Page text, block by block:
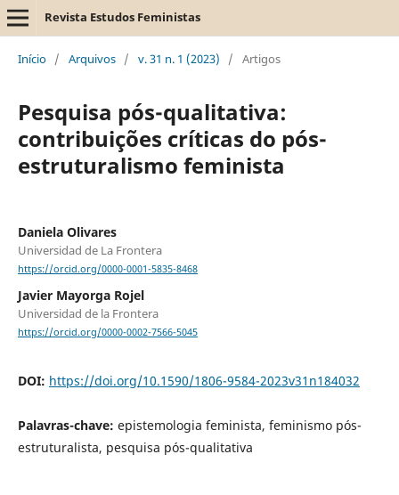
Revista Estudos Feministas
Início / Arquivos / v. 31 n. 1 (2023) / Artigos
Pesquisa pós-qualitativa:
contribuições críticas do pós-
estruturalismo feminista
Daniela Olivares
Universidad de La Frontera
https://orcid.org/0000-0001-5835-8468
Javier Mayorga Rojel
Universidad de la Frontera
https://orcid.org/0000-0002-7566-5045
DOI: https://doi.org/10.1590/1806-9584-2023v31n184032
Palavras-chave: epistemologia feminista, feminismo pós-
estruturalista, pesquisa pós-qualitativa